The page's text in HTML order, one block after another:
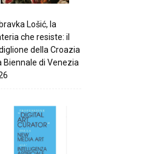
Lošić, la
che resiste: il
della Croazia
Biennale di Venezia